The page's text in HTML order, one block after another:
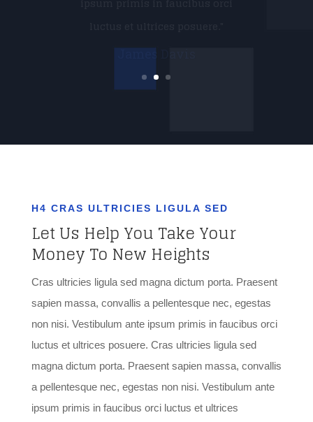
H4 CRAS ULTRICIES LIGULA SED
Let Us Help You Take Your
Money To New Heights
Cras ultricies ligula sed magna dictum porta. Praesent
sapien massa, convallis a pellentesque nec, egestas
non nisi. Vestibulum ante ipsum primis in faucibus orci
luctus et ultrices posuere. Cras ultricies ligula sed
magna dictum porta. Praesent sapien massa, convallis
a pellentesque nec, egestas non nisi. Vestibulum ante
ipsum primis in faucibus orci luctus et ultrices